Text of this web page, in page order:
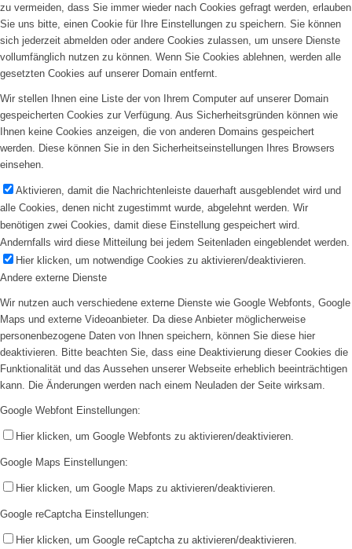
zu vermeiden, dass Sie immer wieder nach Cookies gefragt werden, erlauben
Sie uns bitte, einen Cookie für Ihre Einstellungen zu speichern. Sie können
sich jederzeit abmelden oder andere Cookies zulassen, um unsere Dienste
vollumfänglich nutzen zu können. Wenn Sie Cookies ablehnen, werden alle
gesetzten Cookies auf unserer Domain entfernt.
Wir stellen Ihnen eine Liste der von Ihrem Computer auf unserer Domain
gespeicherten Cookies zur Verfügung. Aus Sicherheitsgründen können wie
Ihnen keine Cookies anzeigen, die von anderen Domains gespeichert
werden. Diese können Sie in den Sicherheitseinstellungen Ihres Browsers
einsehen.
Aktivieren, damit die Nachrichtenleiste dauerhaft ausgeblendet wird und
alle Cookies, denen nicht zugestimmt wurde, abgelehnt werden. Wir
benötigen zwei Cookies, damit diese Einstellung gespeichert wird.
Andernfalls wird diese Mitteilung bei jedem Seitenladen eingeblendet werden.
Hier klicken, um notwendige Cookies zu aktivieren/deaktivieren.
Andere externe Dienste
Wir nutzen auch verschiedene externe Dienste wie Google Webfonts, Google
Maps und externe Videoanbieter. Da diese Anbieter möglicherweise
personenbezogene Daten von Ihnen speichern, können Sie diese hier
deaktivieren. Bitte beachten Sie, dass eine Deaktivierung dieser Cookies die
Funktionalität und das Aussehen unserer Webseite erheblich beeinträchtigen
kann. Die Änderungen werden nach einem Neuladen der Seite wirksam.
Google Webfont Einstellungen:
Hier klicken, um Google Webfonts zu aktivieren/deaktivieren.
Google Maps Einstellungen:
Hier klicken, um Google Maps zu aktivieren/deaktivieren.
Google reCaptcha Einstellungen:
Hier klicken, um Google reCaptcha zu aktivieren/deaktivieren.